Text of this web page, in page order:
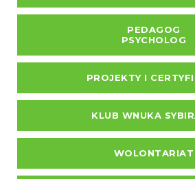
PEDAGOG
PSYCHOLOG
PROJEKTY I
KLUB WNUKA
WOLONTARIAT